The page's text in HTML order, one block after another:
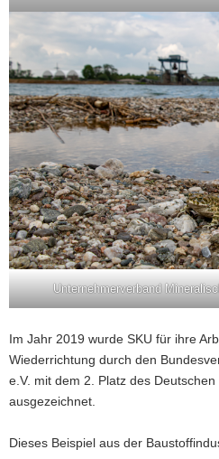
Unternehmerverband
Im Jahr 2019 wurde SKU für ihre
Wiederrichtung durch den
e.V. mit dem 2. Platz des
ausgezeichnet.
Dieses Beispiel aus der